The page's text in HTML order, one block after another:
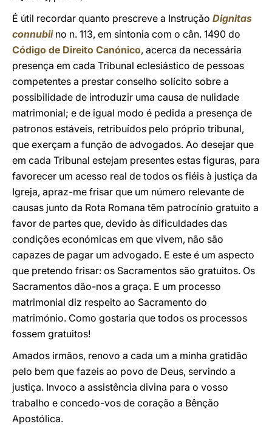
É útil recordar quanto prescreve a Instrução Dignitas
connubii no n. 113, em sintonia com o cân. 1490 do
Código de Direito Canónico, acerca da necessária
presença em cada Tribunal eclesiástico de pessoas
competentes a prestar conselho solícito sobre a
possibilidade de introduzir uma causa de nulidade
matrimonial; e de igual modo é pedida a presença de
patronos estáveis, retribuídos pelo próprio tribunal,
que exerçam a função de advogados. Ao desejar que
em cada Tribunal estejam presentes estas figuras, para
favorecer um acesso real de todos os fiéis à justiça da
Igreja, apraz-me frisar que um número relevante de
causas junto da Rota Romana têm patrocínio gratuito a
favor de partes que, devido às dificuldades das
condições económicas em que vivem, não são
capazes de pagar um advogado. E este é um aspecto
que pretendo frisar: os Sacramentos são gratuitos. Os
Sacramentos dão-nos a graça. E um processo
matrimonial diz respeito ao Sacramento do
matrimónio. Como gostaria que todos os processos
fossem gratuitos!
Amados irmãos, renovo a cada um a minha gratidão
pelo bem que fazeis ao povo de Deus, servindo a
justiça. Invoco a assistência divina para o vosso
trabalho e concedo-vos de coração a Bênção
Apostólica.